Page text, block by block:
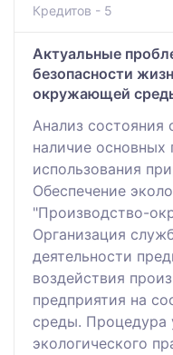
Кредитов - 5
Актуальные
безопасности
окружающей
Анализ
наличие
использования
Обеспечение
"Производство-
Организaция
деятельности
воздействия
предприятия нa
среды. Процедура
экологического